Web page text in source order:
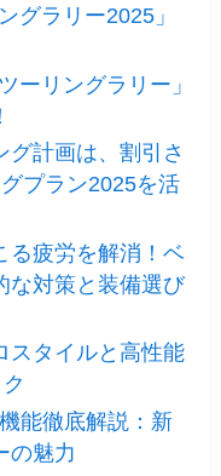
グラリー2025」
リングラリー」
グ計画は、割引さ
プラン2025を活
る疲労を解消！ベ
な対策と装備選び
スタイルと高性能
能徹底解説：新
の魅力